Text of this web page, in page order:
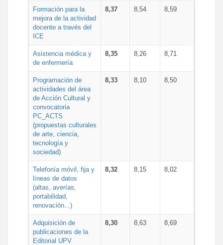
Formación para la
mejora de la actividad
docente a través del
ICE
8,37 8,54 8,59
Asistencia médica y
de enfermería
8,35 8,26 8,71
Programación de
actividades del área
de Acción Cultural y
convocatoria
PC_ACTS
(propuestas culturales
de arte, ciencia,
tecnología y
sociedad)
8,33 8,10 8,50
Telefonía móvil, fija y
líneas de datos
(altas, averías,
portabilidad,
renovación...)
8,32 8,15 8,02
Adquisición de
publicaciones de la
Editorial UPV
8,30 8,63 8,69